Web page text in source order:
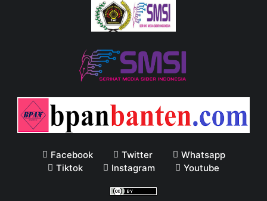
Facebook Twitter
Whatsapp
Tiktok
Instagram Youtube